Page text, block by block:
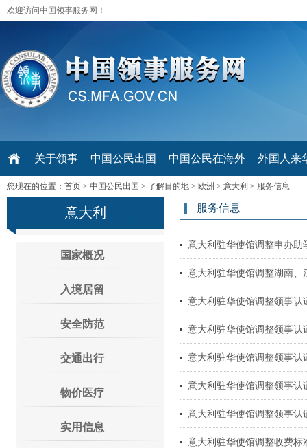
欢迎访问中国领事服务网！
关于领事 中国公民出国 中国公民在海外 外国人来
您现在的位置： 首页 > 中国公民出国 > 了解目的地 > 欧洲 > 意大利 > 服务信息
意大利
国家概况
入境居留
安全防范
交通出行
物价医疗
实用信息
服务信息
意大利驻华使馆调整申办助
意大利驻华使馆调整湖南
意大利驻华使馆调整领事认
意大利驻华使馆调整领事认
意大利驻华使馆调整领事认
意大利驻华使馆调整领事认
意大利驻华使馆调整领事认
意大利驻华使馆调整收费标